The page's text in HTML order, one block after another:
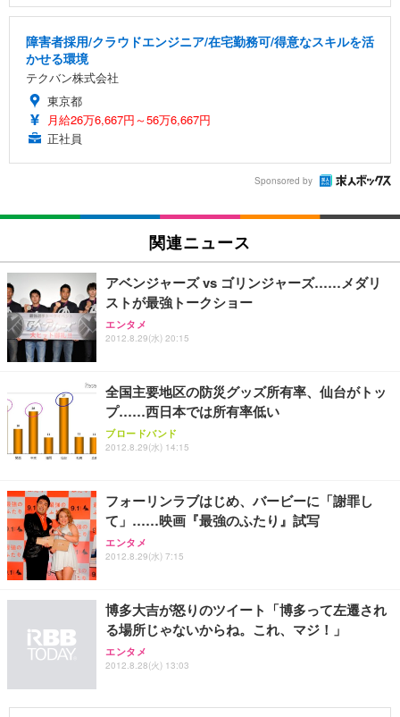
障害者採用/クラウドエンジニア/在宅勤務可/得意なスキルを活
かせる環境
テクバン株式会社
東京都
月給26万6,667円～56万6,667円
正社員
Sponsored by
関連ニュース
アベンジャーズ vs ゴリンジャーズ……メダリ
ストが最強トークショー
エンタメ
2012.8.29(水) 20:15
全国主要地区の防災グッズ所有率、仙台がトッ
プ……西日本では所有率低い
ブロードバンド
2012.8.29(水) 14:15
フォーリンラブはじめ、バービーに「謝罪し
て」……映画『最強のふたり』試写
エンタメ
2012.8.29(水) 7:15
博多大吉が怒りのツイート「博多って左遷され
る場所じゃないからね。これ、マジ！」
エンタメ
2012.8.28(火) 13:03